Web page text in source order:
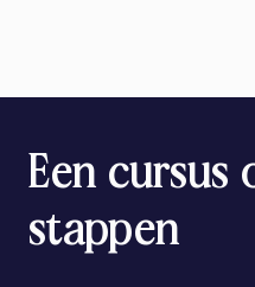
Een cursus
stappen